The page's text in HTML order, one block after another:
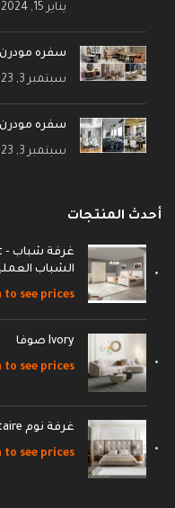
يناير 15, 2024
سفره مودرن | 5 أفكار لتصميم سفرة و بوفيه
سبتمبر 3, 2023
سفره مودرن
سبتمبر 3, 2023
أحدث المنتجات
الشباب
to see prices
Ivory صوفا
to see prices
غرفة نوم solitaire
to see prices